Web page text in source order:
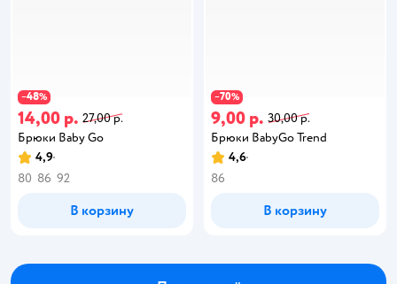
−48%
14,00 р. 27,00 р.
Брюки Baby Gо
4,9
80 86 92
В корзину
−70%
9,00 р. 30,00 р.
Брюки BabyGo Trend
4,6
86
В корзину